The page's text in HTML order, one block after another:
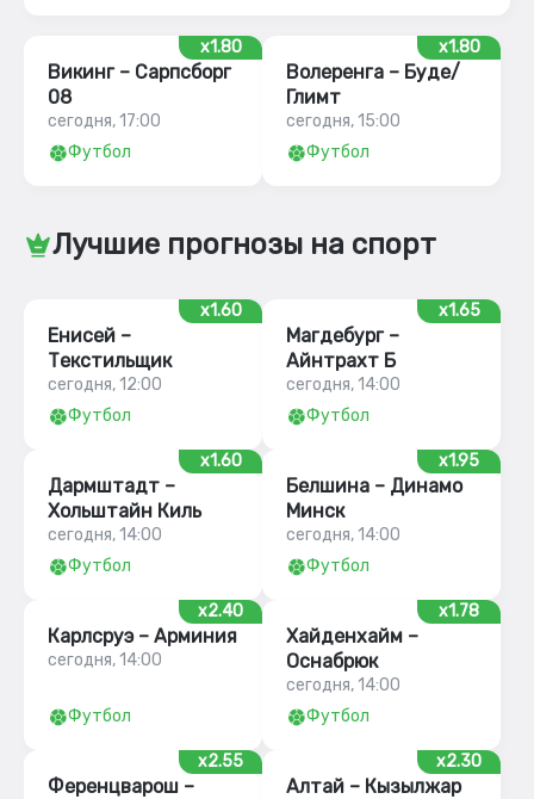
x1.80
Викинг – Сарпсборг
08
сегодня, 17:00
Футбол
x1.80
Волеренга – Буде/
Глимт
сегодня, 15:00
Футбол
Лучшие прогнозы на спорт
x1.60
Енисей –
Текстильщик
сегодня, 12:00
Футбол
x1.65
Магдебург –
Айнтрахт Б
сегодня, 14:00
Футбол
x1.60
Дармштадт –
Хольштайн Киль
сегодня, 14:00
Футбол
x1.95
Белшина – Динамо
Минск
сегодня, 14:00
Футбол
x2.40
Карлсруэ – Арминия
сегодня, 14:00
Футбол
x1.78
Хайденхайм –
Оснабрюк
сегодня, 14:00
Футбол
x2.55
Ференцварош –
x2.30
Алтай – Кызылжар